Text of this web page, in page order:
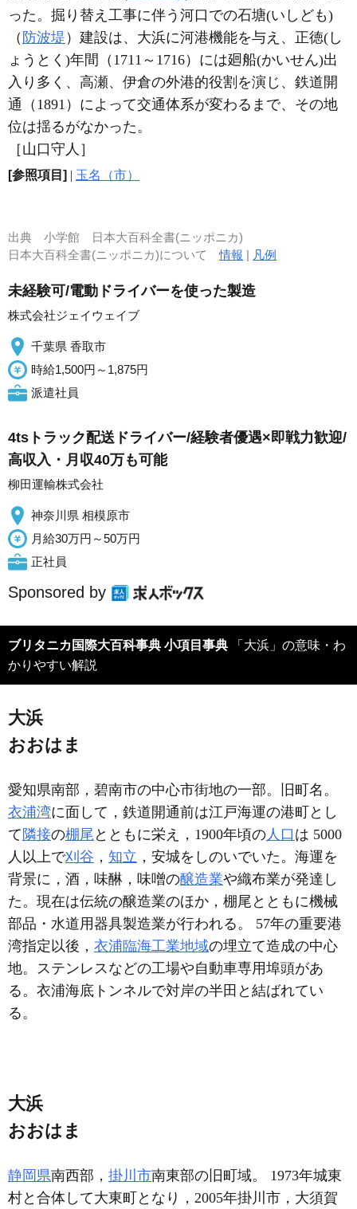
った。掘り替え工事に伴う河口での石塘(いしども)
（ 防波堤 ）建設は、大浜に河港機能を与え、正徳(し
ょうとく)年間（1711～1716）には廻船(かいせん)出
入り多く、高瀬、伊倉の外港的役割を演じ、鉄道開
通（1891）によって交通体系が変わるまで、その地
位は揺るがなかった。
［山口守人］
[参照項目] | 玉名（市）
出典 小学館 日本大百科全書(ニッポニカ)
日本大百科全書(ニッポニカ)について情報 | 凡例
未経験可/電動ドライバーを使った製造
株式会社ジェイウェイブ
千葉県 香取市
時給1,500円～1,875円
派遣社員
4tsトラック配送ドライバー/経験者優遇×即戦力歓迎/
高収入・月収40万も可能
柳田運輸株式会社
神奈川県 相模原市
月給30万円～50万円
正社員
Sponsored by
ブリタニカ国際大百科事典 小項目事典
かりやすい解説
大浜
おおはま
愛知県南部，碧南市の中心市街地の一部。旧町名。
衣浦湾に面して，鉄道開通前は江戸海運の港町とし
て 隣接の棚尾 とともに栄え，1900年頃の人口 は 5000
人以上で刈谷 ， 知立 ，安城をしのいでいた。海運を
背景に，酒，味醂，味噌の醸造業や織布業が発達し
た。現在は伝統の醸造業のほか，棚尾とともに機械
部品・水道用器具製造業が行われる。 57年の重要港
湾指定以後， 衣浦臨海工業地域の埋立て造成の中心
地。ステンレスなどの工場や自動車専用埠頭があ
る。衣浦海底トンネルで対岸の半田と結ばれてい
る。
大浜
おおはま
静岡県南西部， 掛川市南東部の旧町域。 1973年城東
村と合体して大東町となり，2005年掛川市，大須賀